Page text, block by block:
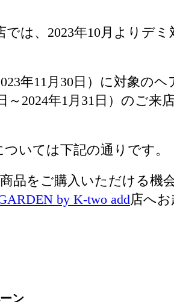
では、2023年10月よりデ
年11月30日）に対象の
～2024年1月31日）のご来
いては下記の通りです。
品をご購入いただける機
by K-two add店へお
ン